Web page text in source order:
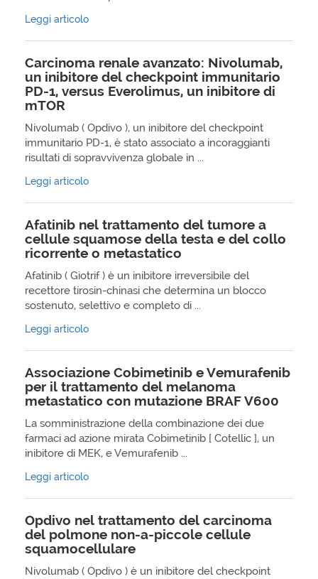
Leggi articolo
Carcinoma renale avanzato: Nivolumab,
un inibitore del checkpoint immunitario
PD-1, versus Everolimus, un inibitore di
mTOR
Nivolumab ( Opdivo ), un inibitore del checkpoint
immunitario PD-1, è stato associato a incoraggianti
risultati di sopravvivenza globale in ...
Leggi articolo
Afatinib nel trattamento del tumore a
cellule squamose della testa e del collo
ricorrente o metastatico
Afatinib ( Giotrif ) è un inibitore irreversibile del
recettore tirosin-chinasi che determina un blocco
sostenuto, selettivo e completo di ...
Leggi articolo
Associazione Cobimetinib e Vemurafenib
per il trattamento del melanoma
metastatico con mutazione BRAF V600
La somministrazione della combinazione dei due
farmaci ad azione mirata Cobimetinib [ Cotellic ], un
inibitore di MEK, e Vemurafenib ...
Leggi articolo
Opdivo nel trattamento del carcinoma
del polmone non-a-piccole cellule
squamocellulare
Nivolumab ( Opdivo ) è un inibitore del checkpoint